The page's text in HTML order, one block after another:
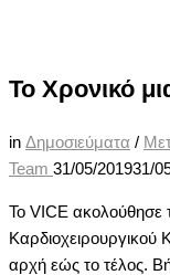
Το Χρονικό
in Δημοσιεύματα /
Team 31/05/201931/
Το VICE ακολούθησε
Καρδιοχειρουργικού
αρχή εώς το τέλος.